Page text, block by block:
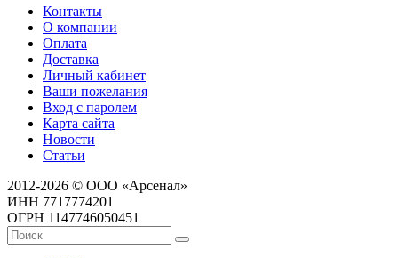
Контакты
О компании
Оплата
Доставка
Личный кабинет
Ваши пожелания
Вход с паролем
Карта сайта
Новости
Статьи
2012-2026 © ООО «Арсенал»
ИНН 7717774201
ОГРН 1147746050451